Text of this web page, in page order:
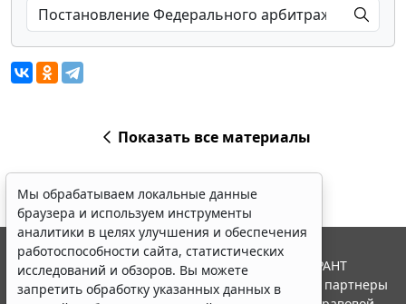
Показать все материалы
Мы обрабатываем локальные данные
браузера и используем инструменты
аналитики в целях улучшения и обеспечения
работоспособности сайта, статистических
исследований и обзоров. Вы можете
запретить обработку указанных данных в
© ООО "НПП "ГАРАНТ-СЕРВИС", 2026. Система ГАРАНТ
выпускается с 1990 года. Компания "Гарант" и ее партнеры